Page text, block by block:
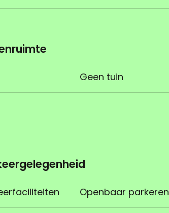
Geen tuin
Openbaar parkeren